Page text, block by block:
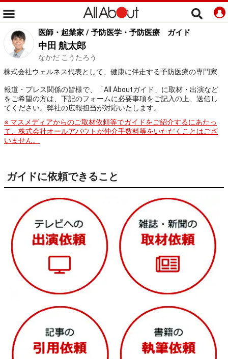
医師・起業家 / 予防医学・予防医療 ガイド
中田 航太郎
なかだ こうたろう
株式会社ウェルネス代表として、健康に伴走する予防医療の専門家
報道・プレス関係の皆様で、「All Aboutガイド」に取材・出演など
をご希望の方は、下記のフォームに必要事項をご記入の上、送信し
てください。弊社の広報担当が対応いたします。
※ マスメディアからのご取材依頼等でガイドをご紹介するにあたっ
て、株式会社オールアバウトが仲介手数料等をいただくことはござ
いません。
ガイドに依頼できること